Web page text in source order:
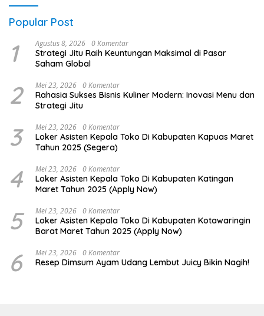
Popular Post
1 Agustus 8, 2026 0 Komentar
Strategi Jitu Raih Keuntungan Maksimal di Pasar
Saham Global
2 Mei 23, 2026 0 Komentar
Rahasia Sukses Bisnis Kuliner Modern: Inovasi Menu dan
Strategi Jitu
3 Mei 23, 2026 0 Komentar
Loker Asisten Kepala Toko Di Kabupaten Kapuas Maret
Tahun 2025 (Segera)
4 Mei 23, 2026 0 Komentar
Loker Asisten Kepala Toko Di Kabupaten Katingan
Maret Tahun 2025 (Apply Now)
5 Mei 23, 2026 0 Komentar
Loker Asisten Kepala Toko Di Kabupaten Kotawaringin
Barat Maret Tahun 2025 (Apply Now)
6 Mei 23, 2026 0 Komentar
Resep Dimsum Ayam Udang Lembut Juicy Bikin Nagih!